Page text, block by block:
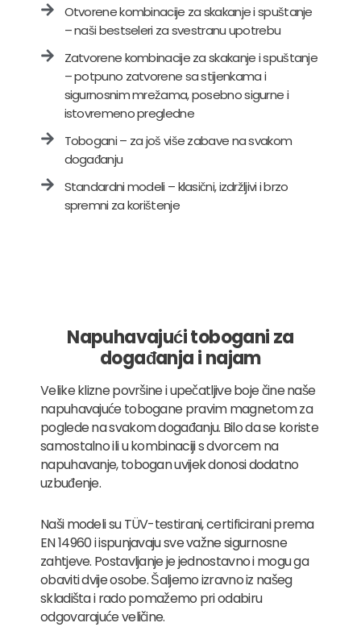
Otvorene kombinacije za skakanje i spuštanje
– naši bestseleri za svestranu upotrebu
Zatvorene kombinacije za skakanje i spuštanje
– potpuno zatvorene sa stijenkama i
sigurnosnim mrežama, posebno sigurne i
istovremeno pregledne
Tobogani – za još više zabave na svakom
događanju
Standardni modeli – klasični, izdržljivi i brzo
spremni za korištenje
Napuhavajući tobogani za
događanja i najam
Velike klizne površine i upečatljive boje čine naše
napuhavajuće tobogane pravim magnetom za
poglede na svakom događanju. Bilo da se koriste
samostalno ili u kombinaciji s dvorcem na
napuhavanje, tobogan uvijek donosi dodatno
uzbuđenje.
Naši modeli su TÜV-testirani, certificirani prema
EN 14960 i ispunjavaju sve važne sigurnosne
zahtjeve. Postavljanje je jednostavno i mogu ga
obaviti dvije osobe. Šaljemo izravno iz našeg
skladišta i rado pomažemo pri odabiru
odgovarajuće veličine.